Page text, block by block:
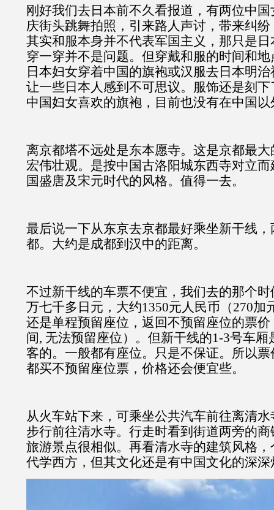
刚好我们去日本前不久看报道，有两位中
庆街头跳舞拍照，引来路人声讨，带来纠
其实和服本身并不代表军国主义，那只是
穿一穿并不是问题。但穿戴和服的时间和
日本妇女穿着中国的旗袍或汉服去日本明
让一些日本人感到不可思议。服饰还是刻
中国妇女喜欢的旗袍，目前也没有在中国
离京都塔不远处是东本愿寺。这是京都最
宏伟壮观。是按中国古洛阳城东西寺对立
国盛唐及宋元时代的风格。值得一去。
最后说一下从东京去京都最好乘坐新干线
都。大约是成都到汉中的距离。
不过新干线的车票不便宜，我们去的那个
万七千多日元，大约1350元人民币（270加
还是单程预留座位，返回不预留座位的票
间, 无法预留座位）。但新干线的1-3号车
客的。一般都有座位。只是不保证。所以
都买不预留座位票，价格还会便宜些。
从火车站下来，可乘坐公共汽车前往离清
步行前往清水寺。行走时看到街道两旁的
旅游景点很相似。再看清水寺的建筑风格
代学西方，但其文化还是有中国文化的深深